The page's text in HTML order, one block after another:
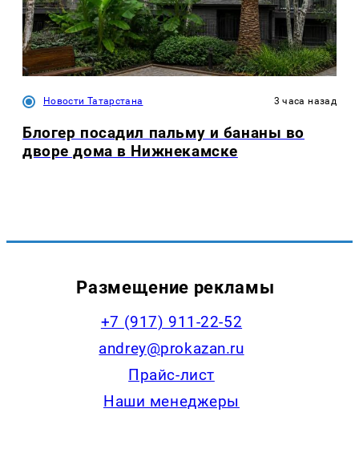
Новости Татарстана 3 часа назад
Блогер посадил пальму и бананы во
дворе дома в Нижнекамске
Размещение рекламы
+7 (917) 911-22-52
andrey@prokazan.ru
Прайс-лист
Наши менеджеры